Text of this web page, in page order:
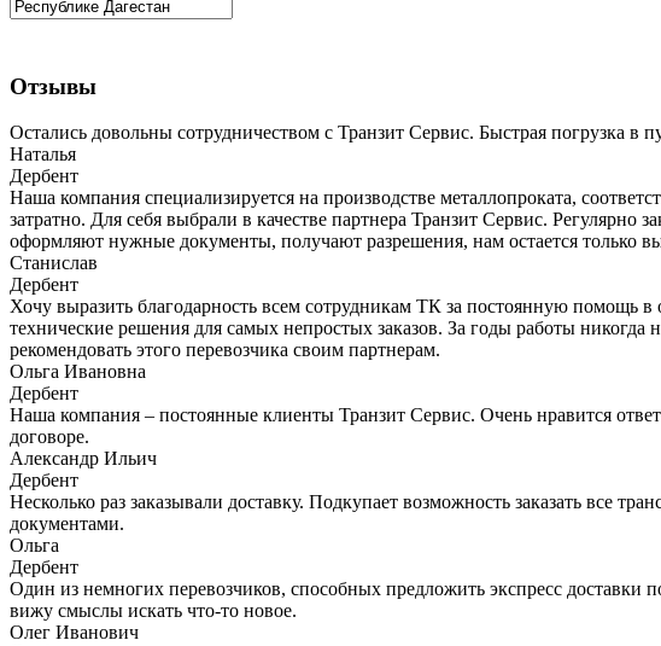
Отзывы
Остались довольны сотрудничеством с Транзит Сервис. Быстрая погрузка
Наталья
Дербент
Наша компания специализируется на производстве металлопроката,
затратно. Для себя выбрали в качестве партнера Транзит Сервис.
оформляют нужные документы, получают разрешения, нам остается только
Станислав
Дербент
Хочу выразить благодарность всем сотрудникам ТК за постоянную помощь
технические решения для самых непростых заказов. За годы работы
рекомендовать этого перевозчика своим партнерам.
Ольга Ивановна
Дербент
Наша компания – постоянные клиенты Транзит Сервис. Очень нравится
договоре.
Александр Ильич
Дербент
Несколько раз заказывали доставку. Подкупает возможность заказать все
документами.
Ольга
Дербент
Один из немногих перевозчиков, способных предложить экспресс доставки
вижу смыслы искать что-то новое.
Олег Иванович